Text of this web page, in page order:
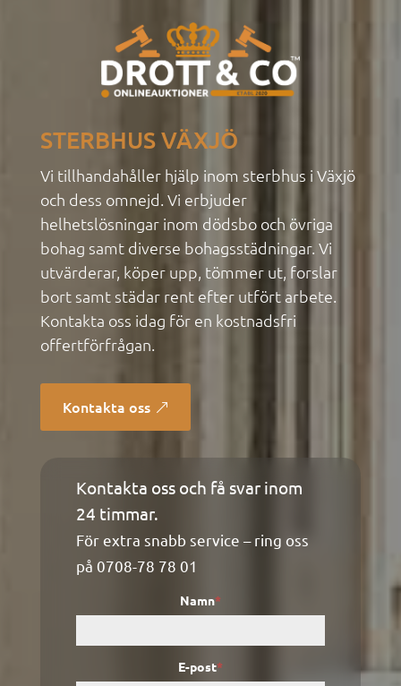
STERBHUS VÄXJÖ
Vi tillhandahåller hjälp inom sterbhus i Växjö
och dess omnejd. Vi erbjuder
helhetslösningar inom dödsbo och övriga
bohag samt diverse bohagsstädningar. Vi
utvärderar, köper upp, tömmer ut, forslar
bort samt städar rent efter utfört arbete.
Kontakta oss idag för en kostnadsfri
offertförfrågan.
Kontakta oss
Kontaktformulär
Kontakta oss och få svar inom
24 timmar.
För extra snabb service – ring oss
på 0708-78 78 01
Namn*
E-post*